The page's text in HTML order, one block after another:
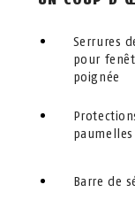
Serrures
pour
poignée
paumelles
Barre de